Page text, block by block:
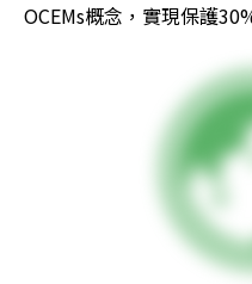
OCEMs概念，實現保護